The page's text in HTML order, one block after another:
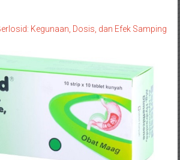
Kegunaan, Dosis, dan Efek Samping